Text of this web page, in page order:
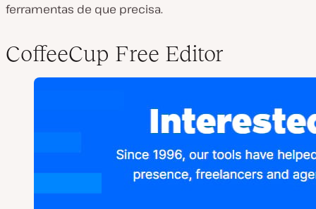
ferramentas de que precisa.
CoffeeCup Free Editor